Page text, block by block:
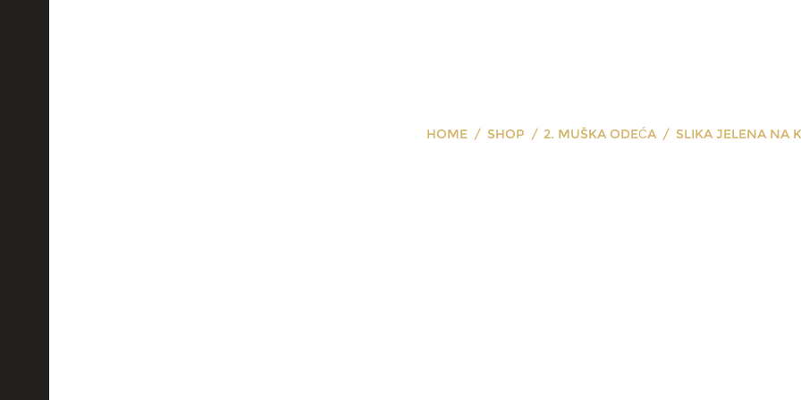
HOME SHOP 2. MUŠKA ODEĆA SLIKA JELENA NA